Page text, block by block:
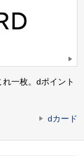
一枚。dポイント
dカード